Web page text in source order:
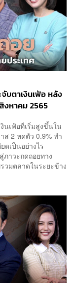
บตาเงินเฟ้อ หลัง
งหาคม 2565
นเฟ้อที่เริ่มสูงขึ้นใน
ส 2 หดตัว 0.9% ทำ
ดเป็นอย่างไร
ภาวะถดถอยทาง
วมตลาดในระยะข้าง